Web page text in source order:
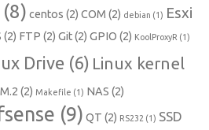
(8) centos (2) COM (2) debian (1) Esxi
(2) FTP (2) Git(2) GPIO (2) KoolProxyR (1)
Drive (6) Linux kernel
M.2 (2) Makefile (1) NAS (2)
(9) QT (2) RS232 (1) SSD